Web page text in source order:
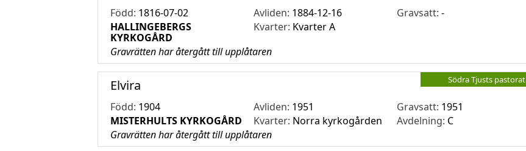
Född: 1816-07-02 Avliden: 1884-12-16 Gravsatt:-
HALLINGEBERGS
KYRKOGÅRD
Kvarter: Kvarter A
Gravrätten har återgått till upplåtaren
Södra Tjusts pastorat
Elvira
Född: 1904 Avliden: 1951 Gravsatt: 1951
MISTERHULTS KYRKOGÅRD
Kvarter: Norra kyrkogården Avdelning: C
Gravrätten har återgått till upplåtaren